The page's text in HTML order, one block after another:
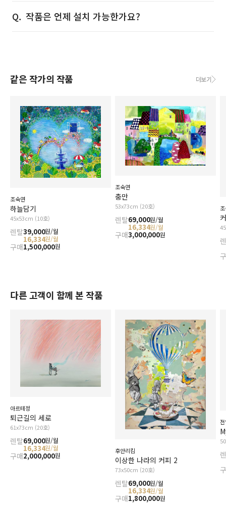
작품은 언제 설치 가능한가요?
같은 작가의 작품 더보기
조숙연
하늘담기
45x53cm (10호)
렌탈39,000원/월
16,334원/월
구매1,500,000원
조숙연
충만
53x73cm (20호)
렌탈69,000원/월
16,334원/월
구매3,000,000원
다른 고객이 함께 본 작품
아르테정
퇴근길의 세로
61x73cm (20호)
렌탈69,000원/월
16,334원/월
구매2,000,000원
후안리킴
이상한 나라의 커피 2
73x50cm (20호)
렌탈69,000원/월
16,334원/월
구매1,800,000원